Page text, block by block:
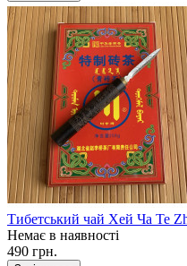
Тибетський чай Хей Ча Te
Немає в наявності
490 грн.